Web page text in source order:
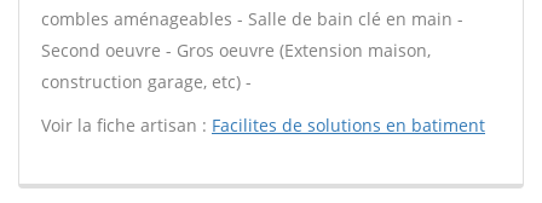
combles aménageables - Salle de bain clé en main -
Second oeuvre - Gros oeuvre (Extension maison,
construction garage, etc) -
Voir la fiche artisan : Facilites de solutions en batiment